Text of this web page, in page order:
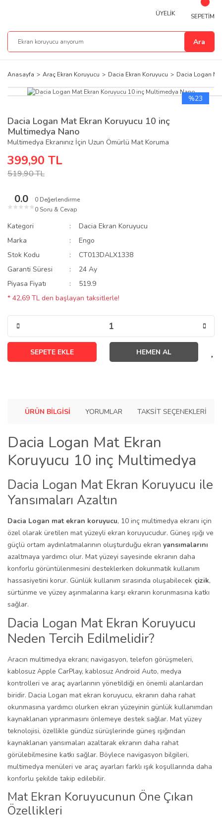
Ara
ÜYELİK SEPETİM
Anasayfa Araç Ekran Koruyucu Dacia Ekran Koruyucu Dacia Logan
%23
Dacia Logan Mat Ekran Koruyucu 10 inç
Multimedya Nano
Multimedya Ekranınız İçin Uzun Ömürlü Mat Koruma
399,90 TL
519,90 TL
0.0
★ ★ ★ ★ ★
0 Değerlendirme
0 Soru & Cevap
Kategori
Dacia Ekran Koruyucu
Marka
Engo
Stok Kodu
CT013DALX1338
Garanti Süresi
24 Ay
Piyasa Fiyatı
519.9
* 42,69 TL den başlayan taksitlerle!
SEPETE EKLE HEMEN AL
ÜRÜN BILGISI YORUMLAR TAKSIT SEÇENEKLERI
Dacia Logan Mat Ekran
Koruyucu 10 inç Multimedya
Dacia Logan Mat Ekran Koruyucu ile
Yansımaları Azaltın
Dacia Logan mat ekran koruyucu, 10 inç multimedya ekranı için
özel olarak üretilen mat yüzeyli ekran koruyucudur. Güneş ışığı ve
güçlü ortam aydınlatmalarının oluşturduğu ekran yansımalarını
azaltmaya yardımcı olur. Mat yüzeyi sayesinde ekranın daha
konforlu görüntülenmesini desteklerken dokunmatik kullanım
hassasiyetini korur. Günlük kullanım sırasında oluşabilecek çizik,
sürtünme ve yüzey aşınmalarına karşı ekranın korunmasına katkı
sağlar.
Dacia Logan Mat Ekran Koruyucu
Neden Tercih Edilmelidir?
Aracın multimedya ekranı; navigasyon, telefon görüşmeleri,
kablosuz Apple CarPlay, kablosuz Android Auto, medya
kontrolleri ve araç ayarlarının yönetildiği en önemli alanlardan
biridir. Dacia Logan mat ekran koruyucu, ekranın daha rahat
okunmasına yardımcı olurken ekran yüzeyinin günlük kullanımdan
kaynaklanan yıpranmasını önlemeye destek sağlar. Mat yüzey
teknolojisi, özellikle gündüz sürüşlerinde güneş ışığından
kaynaklanan yansımaları azaltarak ekranın daha rahat
görülebilmesine katkı sağlar. Böylece navigasyon bilgileri,
multimedya menüleri ve araç ayarları farklı ışık koşullarında daha
konforlu şekilde takip edilebilir.
Mat Ekran Koruyucunun Öne Çıkan
Özellikleri